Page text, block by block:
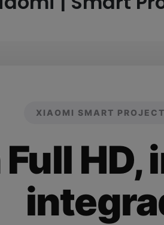
XIAOMI SMART